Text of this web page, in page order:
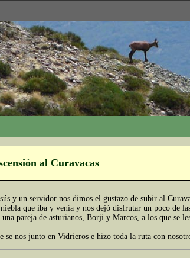
al Curavacas
y un servidor nos dimos el gustazo de subir al
que iba y venía y nos dejó disfrutar un poco de
pareja de asturianos, Borji y Marcos, a los que se
se nos junto en Vidrieros e hizo toda la ruta con